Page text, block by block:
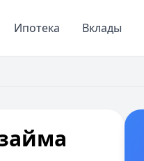
Ипотека Вклады